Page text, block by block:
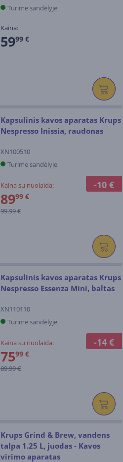
Turime sandėlyje
Kaina:
5999 €
-10 €
Kapsulinis kavos aparatas Krups
Nespresso Inissia, raudonas
XN100510
Turime sandėlyje
Kaina su nuolaida:
8999 €
99.99 €
-14 €
Kapsulinis kavos aparatas Krups
Nespresso Essenza Mini, baltas
XN110110
Turime sandėlyje
Kaina su nuolaida:
7599 €
89.99 €
Krups Grind & Brew, vandens
talpa 1.25 L, juodas - Kavos
virimo aparatas